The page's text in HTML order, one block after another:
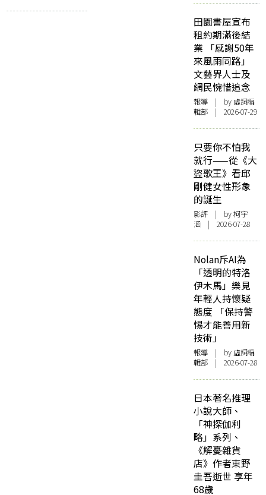
田園書屋宣布
租約期滿後結
業 「感謝50年
來風雨同路」
文藝界人士及
網民惋惜追念
報導 | by 虛詞編
輯部 | 2026-07-29
只要你不怕我
就行——從《大
盜歌王》看邱
剛健女性形象
的誕生
影評 | by 柯宇
涵 | 2026-07-28
Nolan斥AI為
「透明的特洛
伊木馬」樂見
年輕人持懷疑
態度 「保持警
惕才能善用新
技術」
報導 | by 虛詞編
輯部 | 2026-07-28
日本著名推理
小說大師、
「神探伽利
略」系列、
《解憂雜貨
店》作者東野
圭吾逝世 享年
68歲